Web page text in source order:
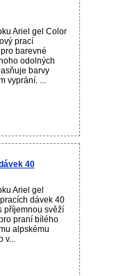
Ariel gel Color
prací
barevné
odolných
barvy
vyprání. ...
40
Ariel gel
dávek 40
příjemnou svěží
praní bílého
alpskému
v...